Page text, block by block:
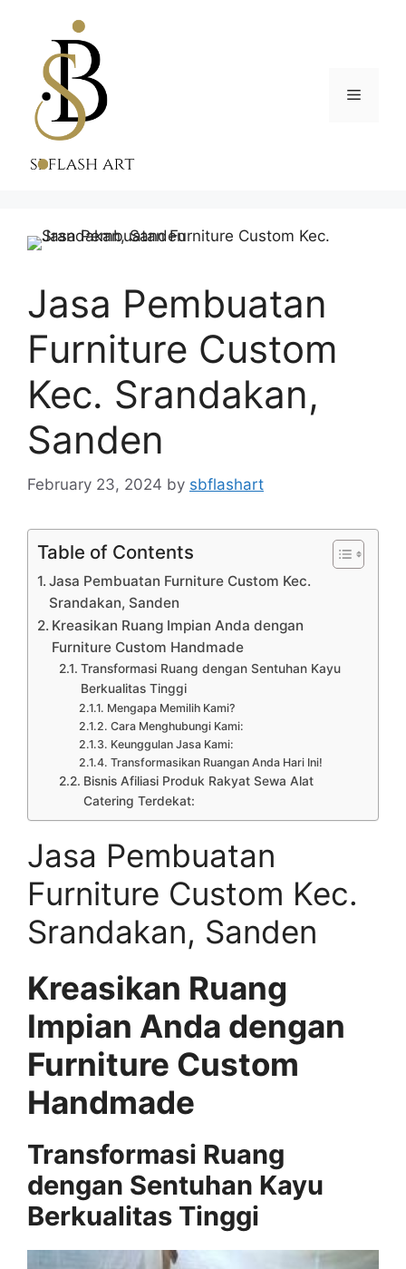
content
Menu
Jasa Pembuatan
Furniture Custom
Kec. Srandakan,
Sanden
February 23, 2024 by sbflashart
Table of Contents
Jasa Pembuatan Furniture Custom Kec.
Srandakan, Sanden
Kreasikan Ruang Impian Anda dengan
Furniture Custom Handmade
Transformasi Ruang dengan Sentuhan Kayu
Berkualitas Tinggi
Mengapa Memilih Kami?
Cara Menghubungi Kami:
Keunggulan Jasa Kami:
Transformasikan Ruangan Anda Hari Ini!
Bisnis Afiliasi Produk Rakyat Sewa Alat
Catering Terdekat:
Jasa Pembuatan
Furniture Custom Kec.
Srandakan, Sanden
Kreasikan Ruang
Impian Anda dengan
Furniture Custom
Handmade
Transformasi Ruang
dengan Sentuhan Kayu
Berkualitas Tinggi